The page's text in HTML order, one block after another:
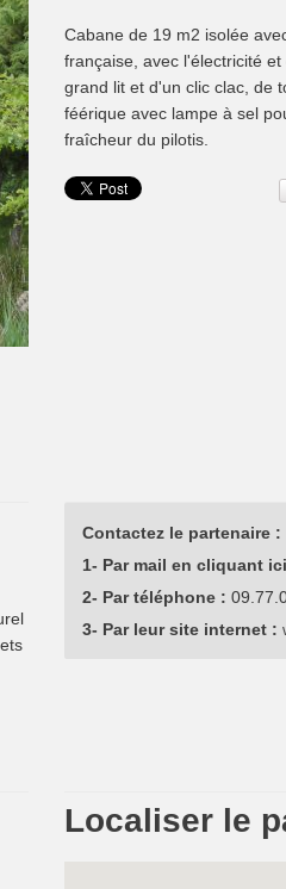
Cabane de 19 m2 isolée
française, avec l'électricité
grand lit et d'un clic clac, de
féérique avec lampe à sel
fraîcheur du pilotis.
Contactez le partenaire :
1- Par mail en cliquant
2- Par téléphone :
3- Par leur site internet :
Localiser le